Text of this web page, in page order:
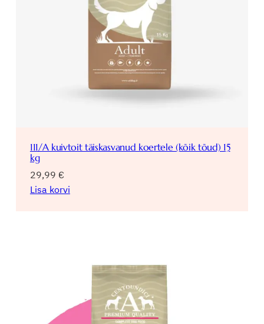
111/A kuivtoit täiskasvanud koertele (kõik tõud) 15
kg
29,99 €
Lisa korvi